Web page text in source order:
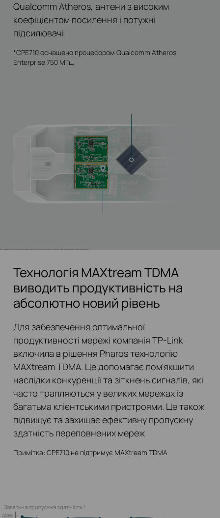
Конструкція радіоінтерфейсу високої потужності Txта високої чутливості Rx
Qualcomm Atheros, антени з високим
коефіцієнтом посилення і потужні
підсилювачі.
*CPE710 оснащено процесором Qualcomm Atheros
Enterprise 750 МГц.
Технологія MAXtream TDMA
виводить продуктивність на
абсолютно новий рівень
Для забезпечення оптимальної
продуктивності мережі компанія TP-Link
включила в рішення Pharos технологію
MAXtream TDMA. Це допомагає пом'якшити
наслідки конкуренції та зіткнень сигналів, які
часто трапляються у великих мережах із
багатьма клієнтськими пристроями. Це також
підвищує та захищає ефективну пропускну
здатність переповнених мереж.
Примітка: CPE710 не підтримує MAXtream TDMA.
Загальна пропускна здатність *